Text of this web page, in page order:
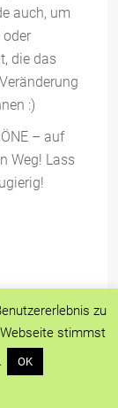
auch, um
oder
die das
:)
– auf
Weg! Lass
zu
stimmst
OK